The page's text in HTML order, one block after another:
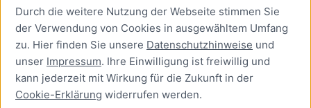
Durch die weitere Nutzung der Webseite stimmen Sie
der Verwendung von Cookies in ausgewähltem Umfang
zu. Hier finden Sie unsere Datenschutzhinweise und
unser Impressum. Ihre Einwilligung ist freiwillig und
kann jederzeit mit Wirkung für die Zukunft in der
Cookie-Erklärung widerrufen werden.
Online-Dienst
Aufenthaltserlaubnis zur
bedingten Zulassung zum
Studium oder zum
Teilzeitstudium beantragen
Online-Dienst